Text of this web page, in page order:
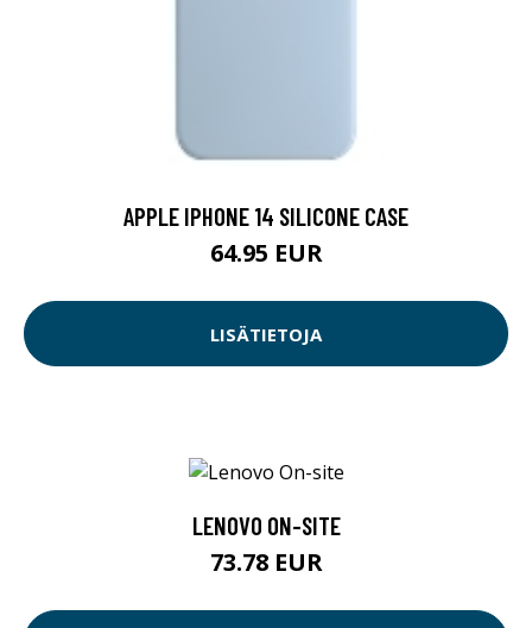
APPLE IPHONE 14 SILICONE CASE
64.95 EUR
LISÄTIETOJA
LENOVO ON-SITE
73.78 EUR